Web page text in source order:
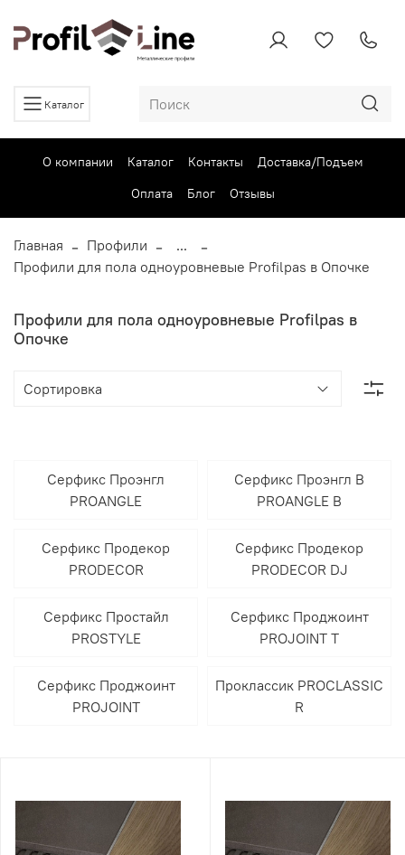
Каталог
О компании Каталог Контакты
Доставка/Подъем
Оплата
Блог Отзывы
Главная Профили
...
Профили для пола одноуровневые Profilpas в Опочке
Профили для пола одноуровневые Profilpas в
Опочке
Серфикс Проэнгл
PROANGLE
Серфикс Проэнгл В
PROANGLE B
Серфикс Продекор
PRODECOR
Серфикс Продекор
PRODECOR DJ
Серфикс Простайл
PROSTYLE
Серфикс Проджоинт
PROJOINT T
Серфикс Проджоинт
PROJOINT
Проклассик PROCLASSIC
R